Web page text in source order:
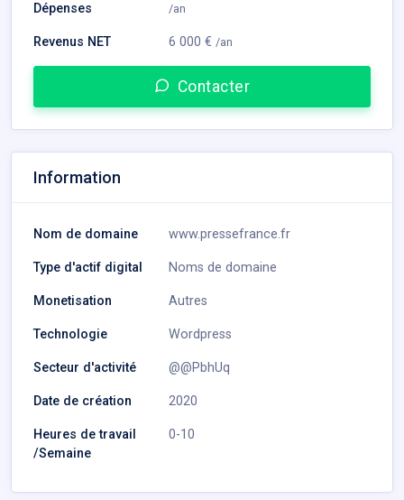
Dépenses /an
Revenus NET 6 000 € /an
Contacter
Information
Nom de domaine www.pressefrance.fr
Type d'actif digital Noms de domaine
Monetisation Autres
Technologie Wordpress
Secteur d'activité @@PbhUq
Date de création 2020
Heures de travail
/Semaine
0-10